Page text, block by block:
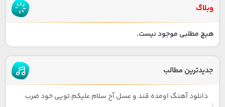
وبلاگ
هیچ مطلبی موجود نیست.
جدیدترین مطالب
دانلود آهنگ اومده قند و عسل آخ سلام علیکم تویی خود ضرب